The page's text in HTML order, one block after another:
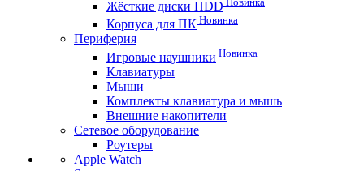
Жёсткие диски HDD
Корпуса для ПК Новинка
Периферия
Игровые наушники Новинка
Клавиатуры
Мыши
Комплекты клавиатура и мышь
Внешние накопители
Сетевое оборудование
Роутеры
Apple Watch